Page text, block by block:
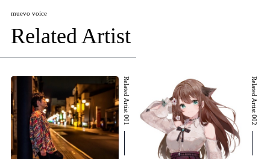
muevo voice
Related Artist
Related Artist 001 Related Artist 002